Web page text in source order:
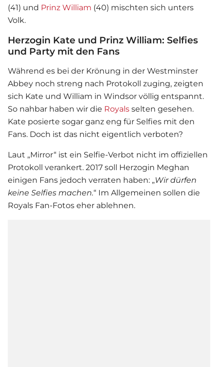
(41) und Prinz William (40) mischten sich unters
Volk.
Herzogin Kate und Prinz William: Selfies
und Party mit den Fans
Während es bei der Krönung in der Westminster
Abbey noch streng nach Protokoll zuging, zeigten
sich Kate und William in Windsor völlig entspannt.
So nahbar haben wir die Royals selten gesehen.
Kate posierte sogar ganz eng für Selfies mit den
Fans. Doch ist das nicht eigentlich verboten?
Laut „Mirror“ ist ein Selfie-Verbot nicht im offiziellen
Protokoll verankert. 2017 soll Herzogin Meghan
einigen Fans jedoch verraten haben: „Wir dürfen
keine Selfies machen.“ Im Allgemeinen sollen die
Royals Fan-Fotos eher ablehnen.